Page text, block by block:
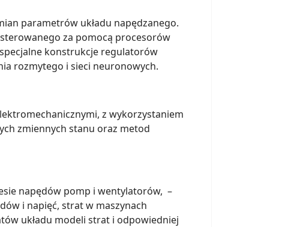
parametrów układu napędzanego.
za pomocą procesorów
konstrukcje regulatorów
rozmytego i sieci neuronowych.
z wykorzystaniem
zmiennych stanu oraz metod
napędów pomp i wentylatorów, –
i napięć, strat w maszynach
układu modeli strat i odpowiedniej